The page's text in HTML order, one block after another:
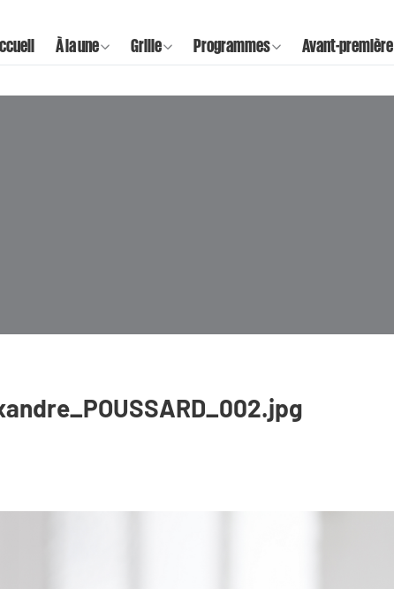
À la une Grille Programmes Avant-première